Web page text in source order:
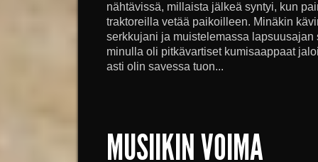
nähtävissä, millaista jälkeä syntyi, kun
traktoreilla vetää paikoilleen. Minäkin
serkkujani ja muistelemassa
minulla oli pitkävartiset kumisaappaat
asti olin savessa tuon...
MUSIIKIN VOIMA